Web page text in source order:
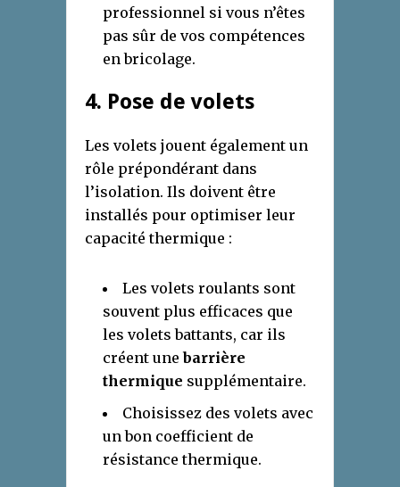
professionnel si vous n’êtes
pas sûr de vos compétences
en bricolage.
4. Pose de volets
Les volets jouent également un
rôle prépondérant dans
l’isolation. Ils doivent être
installés pour optimiser leur
capacité thermique :
Les volets roulants sont
souvent plus efficaces que
les volets battants, car ils
créent unebarrière
thermique supplémentaire.
Choisissez des volets avec
un bon coefficient de
résistance thermique.